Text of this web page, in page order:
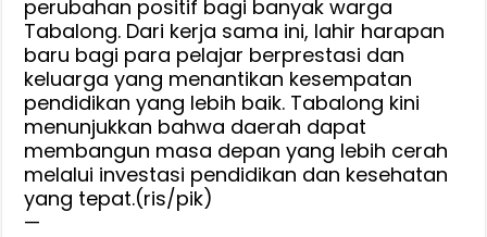
perubahan positif bagi banyak warga
Tabalong. Dari kerja sama ini, lahir harapan
baru bagi para pelajar berprestasi dan
keluarga yang menantikan kesempatan
pendidikan yang lebih baik. Tabalong kini
menunjukkan bahwa daerah dapat
membangun masa depan yang lebih cerah
melalui investasi pendidikan dan kesehatan
yang tepat.(ris/pik)
—